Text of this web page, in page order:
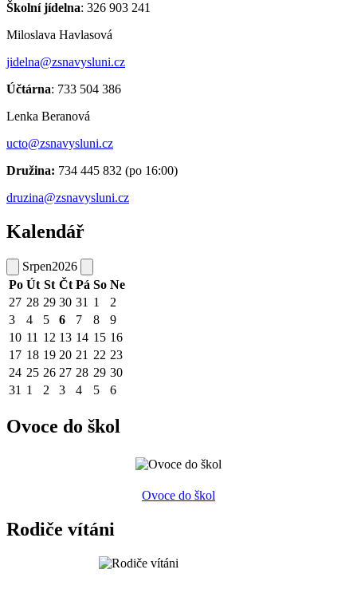
Školní jídelna: 326 903 241
Miloslava Havlasová
jidelna@zsnavysluni.cz
Účtárna: 733 504 386
Lenka Beranová
ucto@zsnavysluni.cz
Družina: 734 445 832 (po 16:00)
druzina@zsnavysluni.cz
Kalendář
Srpen2026
Po Út St Čt Pá So Ne
27 28 29 30 31 1
2
3
4 5 6 7 8
9
10 11 12 13 14 15 16
17 18 19 20 21 22 23
24 25 26 27 28 29 30
31 1 2 3 4 5 6
Ovoce do škol
Ovoce do škol
Rodiče vítáni